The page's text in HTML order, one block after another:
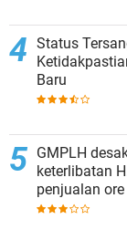
Status
Baru
GMPLH
keterlibatan
penjualan